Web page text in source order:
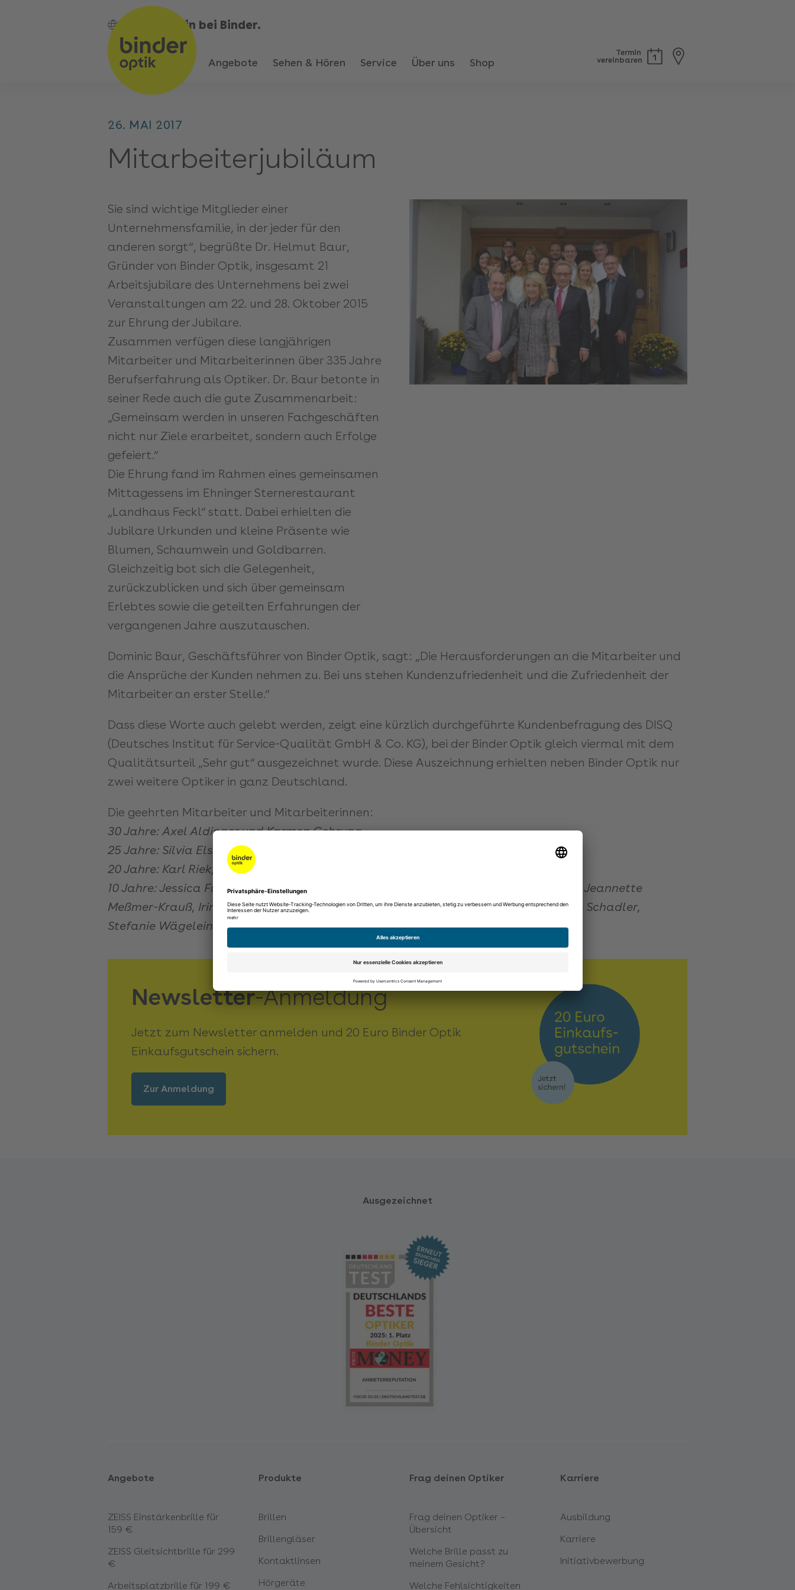
Bin bei Binder.
Angebote Sehen & Hören Service Über uns Shop
Termin
vereinbaren
26. MAI 2017
Mitarbeiterjubiläum
Sie sind wichtige Mitglieder einer
Unternehmensfamilie, in der jeder für den
anderen sorgt“, begrüßte Dr. Helmut Baur,
Gründer von Binder Optik, insgesamt 21
Arbeitsjubilare des Unternehmens bei zwei
Veranstaltungen am 22. und 28. Oktober 2015
zur Ehrung der Jubilare.
Zusammen verfügen diese langjährigen
Mitarbeiter und Mitarbeiterinnen über 335 Jahre
Berufserfahrung als Optiker. Dr. Baur betonte in
seiner Rede auch die gute Zusammenarbeit:
„Gemeinsam werden in unseren Fachgeschäften
nicht nur Ziele erarbeitet, sondern auch Erfolge
gefeiert.“
Die Ehrung fand im Rahmen eines gemeinsamen
Mittagessens im Ehninger Sternerestaurant
„Landhaus Feckl“ statt. Dabei erhielten die
Jubilare Urkunden und kleine Präsente wie
Blumen, Schaumwein und Goldbarren.
Gleichzeitig bot sich die Gelegenheit,
zurückzublicken und sich über gemeinsam
Erlebtes sowie die geteilten Erfahrungen der
vergangenen Jahre auszutauschen.
Dominic Baur, Geschäftsführer von Binder Optik, sagt: „Die Herausforderungen an die Mitarbeiter und
die Ansprüche der Kunden nehmen zu. Bei uns stehen Kundenzufriedenheit und die Zufriedenheit der
Mitarbeiter an erster Stelle.“
Dass diese Worte auch gelebt werden, zeigt eine kürzlich durchgeführte Kundenbefragung des DISQ
(Deutsches Institut für Service-Qualität GmbH & Co. KG), bei der Binder Optik gleich viermal mit dem
Qualitätsurteil „Sehr gut“ ausgezeichnet wurde. Diese Auszeichnung erhielten neben Binder Optik nur
zwei weitere Optiker in ganz Deutschland.
Die geehrten Mitarbeiter und Mitarbeiterinnen:
30 Jahre: Axel Aldinger und Karmen Gehrung
25 Jahre: Silvia Elsen, Katharina Wehle und Jeanette Schwermer
20 Jahre: Karl Riek, Heike Till, Matthias Kromer, Birgit Oster
10 Jahre: Jessica Fuchs, Stefanie Lindenberger, Marius Paflitschek, Julia Faktorovic, Jeannette
Meßmer-Krauß, Irina Kutscher, Stefanie Pampuch, Janine Gnauck, Irina Knopp, Silke Schadler,
Stefanie Wägelein und Anna Rose
Newsletter-Anmeldung
Jetzt zum Newsletter anmelden und 20 Euro Binder Optik
Einkaufsgutschein sichern.
Zur Anmeldung
Ausgezeichnet
Angebote
ZEISS Einstärkenbrille für
159 €
ZEISS Gleitsichtbrille für 299
€
Arbeitsplatzbrille für 199 €
Produkte
Brillen
Brillengläser
Kontaktlinsen
Hörgeräte
Frag deinen Optiker
Frag deinen Optiker –
Übersicht
Welche Brille passt zu
meinem Gesicht?
Welche Fehlsichtigkeiten
Karriere
Ausbildung
Karriere
Initiativbewerbung